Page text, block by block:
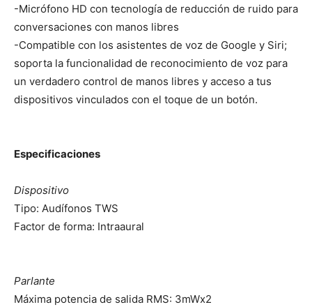
-Micrófono HD con tecnología de reducción de ruido para
conversaciones con manos libres
-Compatible con los asistentes de voz de Google y Siri;
soporta la funcionalidad de reconocimiento de voz para
un verdadero control de manos libres y acceso a tus
dispositivos vinculados con el toque de un botón.
Especificaciones
Dispositivo
Tipo: Audífonos TWS
Factor de forma: Intraaural
Parlante
Máxima potencia de salida RMS: 3mWx2